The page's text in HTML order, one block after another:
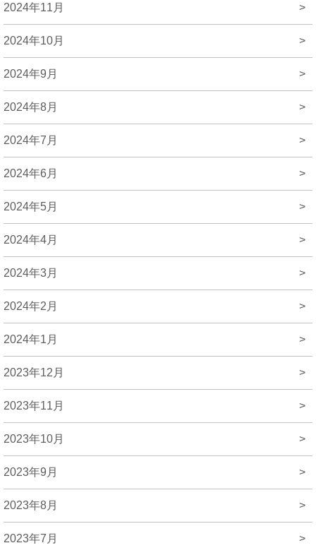
2024年11月 >
2024年10月 >
2024年9月 >
2024年8月 >
2024年7月 >
2024年6月 >
2024年5月 >
2024年4月 >
2024年3月 >
2024年2月 >
2024年1月 >
2023年12月 >
2023年11月 >
2023年10月 >
2023年9月 >
2023年8月 >
2023年7月 >